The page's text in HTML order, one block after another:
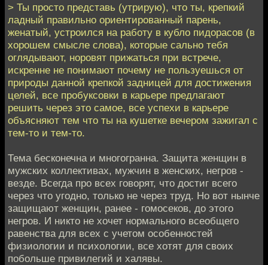
> Ты просто представь (утрирую), что ты, крепкий
ладный правильно ориентированный парень,
женатый, устроился на работу в кубло пидорасов (в
хорошем смысле слова), которые сально тебя
оглядывают, норовят прижаться при встрече,
искренне не понимают почему не пользуешься от
природы данной крепкой задницей для достижения
целей, все пробуксовки в карьере предлагают
решить через это самое, все успехи в карьере
объясняют тем что ты на кушетке вечером зажигал с
тем-то и тем-то.
Тема бесконечна и многогранна. Защита женщин в
мужских коллективах, мужчин в женских, негров -
везде. Всегда про всех говорят, что достиг всего
через что угодно, только не через труд. Но вот нынче
защищают женщин, ранее - гомосеков, до этого
негров. И никто не хочет нормального всеобщего
равенства для всех с учетом особенностей
физиологии и психологии, все хотят для своих
побольше привилегий и халявы.